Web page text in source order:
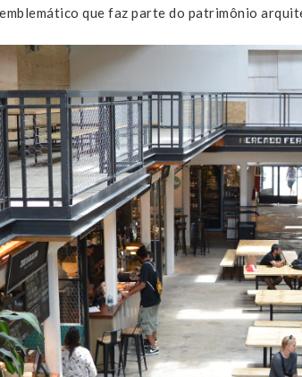
que faz parte do patrimônio